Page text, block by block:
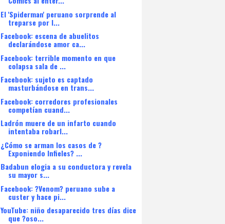
El 'Spiderman' peruano sorprende al
treparse por l...
Facebook: escena de abuelitos
declarándose amor ca...
Facebook: terrible momento en que
colapsa sala de ...
Facebook: sujeto es captado
masturbándose en trans...
Facebook: corredores profesionales
competían cuand...
Ladrón muere de un infarto cuando
intentaba robarl...
¿Cómo se arman los casos de ?
Exponiendo Infieles? ...
Badabun elogia a su conductora y revela
su mayor s...
Facebook: ?Venom? peruano sube a
custer y hace pi...
YouTube: niño desaparecido tres días dice
que ?oso...